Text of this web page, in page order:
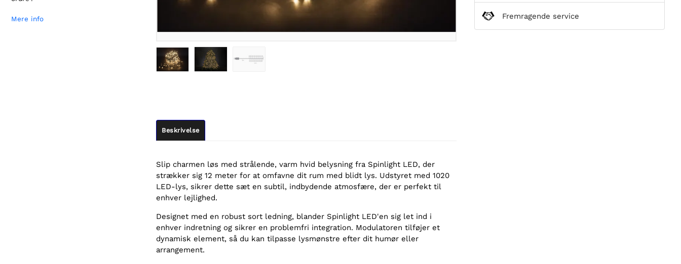
Mere info
Beskrivelse
Slip charmen løs med strålende, varm hvid belysning fra Spinlight LED, der
strækker sig 12 meter for at omfavne dit rum med blidt lys. Udstyret med 1020
LED-lys, sikrer dette sæt en subtil, indbydende atmosfære, der er perfekt til
enhver lejlighed.
Designet med en robust sort ledning, blander Spinlight LED'en sig let ind i
enhver indretning og sikrer en problemfri integration. Modulatoren tilføjer et
dynamisk element, så du kan tilpasse lysmønstre efter dit humør eller
arrangement.
Fremragende service